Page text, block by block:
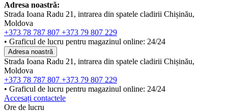
Adresa noastră:
Strada Ioana Radu 21, intrarea din spatele cladirii Chișinău,
Moldova
+373 78 787 807 +373 79 807 229
• Graficul de lucru pentru magazinul online: 24/24
Adresa noastră
Strada Ioana Radu 21, intrarea din spatele cladirii Chișinău,
Moldova
+373 78 787 807 +373 79 807 229
• Graficul de lucru pentru magazinul online: 24/24
Accesați contactele
Ore de lucru